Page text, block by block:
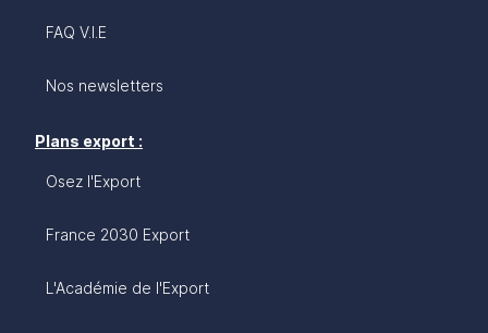
FAQ V.I.E
Nos newsletters
Plans export :
Osez l'Export
France 2030 Export
L'Académie de l'Export